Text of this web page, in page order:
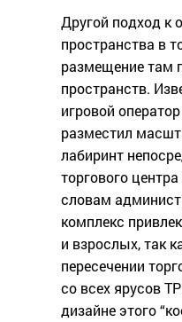
Другой подход к
пространства в
размещение там
пространств.
игровой
разместил
лабиринт
торгового
словам
комплекс
и взрослых, так
пересечении
со всех ярусов
дизайне этого